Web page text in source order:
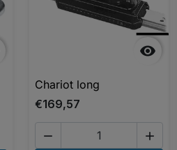

Chariot long
€169,57
 